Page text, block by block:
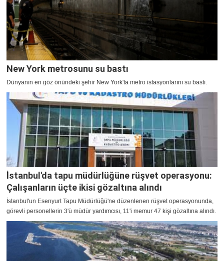
New York metrosunu su bastı
Dünyanın en göz önündeki şehir New York'ta metro istasyonlarını su bastı.
İstanbul'da tapu müdürlüğüne rüşvet operasyonu:
Çalışanların üçte ikisi gözaltına alındı
İstanbul'un Esenyurt Tapu Müdürlüğü'ne düzenlenen rüşvet operasyonunda,
görevli personellerin 3'ü müdür yardımcısı, 11'i memur 47 kişi gözaltına alındı.